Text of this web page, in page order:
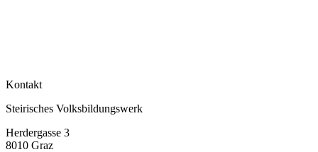
Kontakt
Steirisches Volksbildungswerk
Herdergasse 3
8010 Graz